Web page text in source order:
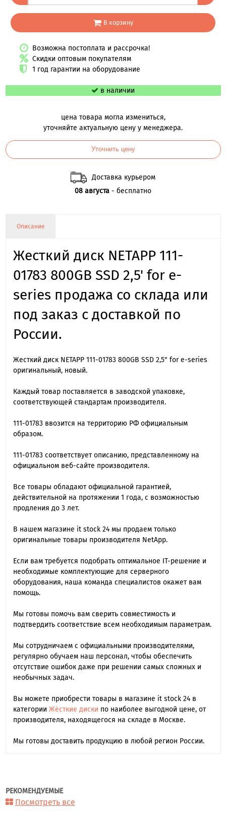
В корзину
Возможна постоплата и рассрочка!
Скидки оптовым покупателям
1 год гарантии на оборудование
в наличии
цена товара могла измениться,
уточняйте актуальную цену у менеджера.
Уточнить цену
Доставка курьером
08 августа - бесплатно
Описание
Жесткий диск NETAPP 111-
01783 800GB SSD 2,5' for e-
series продажа со склада или
под заказ с доставкой по
России.
Жесткий диск NETAPP 111-01783 800GB SSD 2,5" for e-series
оригинальный, новый.
Каждый товар поставляется в заводской упаковке,
соответствующей стандартам производителя.
111-01783 ввозится на территорию РФ официальным
образом.
111-01783 cоответствует описанию, представленному на
официальном веб-сайте производителя.
Все товары обладают официальной гарантией,
действительной на протяжении 1 года, с возможностью
продления до 3 лет.
В нашем магазине it stock 24 мы продаем только
оригинальные товары производителя NetApp.
Если вам требуется подобрать оптимальное IT-решение и
необходимые комплектующие для серверного
оборудования, наша команда специалиcтов окажет вам
помощь.
Мы готовы помочь вам сверить совместимость и
подтвердить соответствие всем необходимым параметрам.
Мы сотрудничаем с официальными производителями,
регулярно обучаем наш персонал, чтобы обеспечить
отсутствие ошибок даже при решении самых сложных и
необычных задач.
Вы можете приобрести товары в магазине it stock 24 в
категории Жёсткие диски по наиболее выгодной цене, от
производителя, находящегося на складе в Москве.
Мы готовы доставить продукцию в любой регион России.
РЕКОМЕНДУЕМЫЕ
Посмотреть все